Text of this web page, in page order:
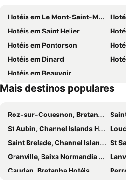
Hotéis em Le Mont-Saint-Michel
Hotéis em Saint Helier
Hotéis em Pontorson
Hotéis em Dinard
Hotéis em Beauvoir
Mais destinos populares
Roz-sur-Couesnon, Bretanha Hotéis
Saint-
St Aubin, Channel Islands Hotéis
Saint Brelade, Channel Islands Hotéis
St
Granville, Baixa Normandia Hotéis
Caudan, Bretanha Hotéis